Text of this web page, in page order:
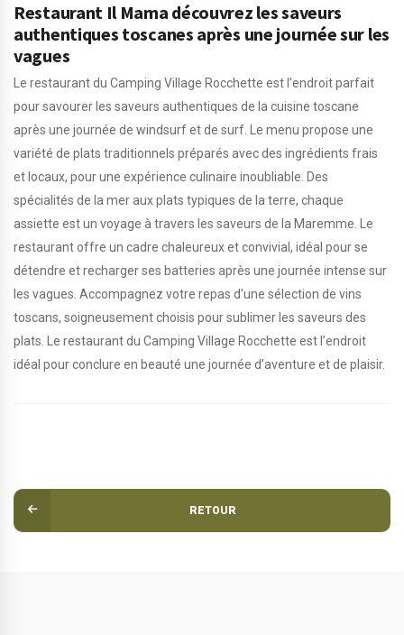
Restaurant Il Mama découvrez les saveurs
authentiques toscanes après une journée sur les
vagues
Le restaurant du Camping Village Rocchette est l’endroit parfait
pour savourer les saveurs authentiques de la cuisine toscane
après une journée de windsurf et de surf. Le menu propose une
variété de plats traditionnels préparés avec des ingrédients frais
et locaux, pour une expérience culinaire inoubliable. Des
spécialités de la mer aux plats typiques de la terre, chaque
assiette est un voyage à travers les saveurs de la Maremme. Le
restaurant offre un cadre chaleureux et convivial, idéal pour se
détendre et recharger ses batteries après une journée intense sur
les vagues. Accompagnez votre repas d’une sélection de vins
toscans, soigneusement choisis pour sublimer les saveurs des
plats. Le restaurant du Camping Village Rocchette est l’endroit
idéal pour conclure en beauté une journée d’aventure et de plaisir.
RETOUR